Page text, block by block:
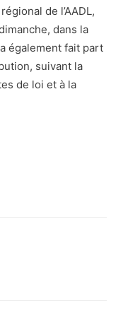
de l’AADL,
dans la
également fait part
suivant la
de loi et à la